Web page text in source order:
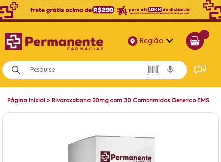
Região
Alagoas
Bahia
Página Inicial > Rivaroxabana 20mg com 30 Comprimidos Generico EMS